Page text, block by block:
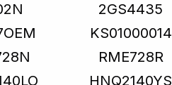
2GS4435
KS01000014
RME728R
HNQ2140YS